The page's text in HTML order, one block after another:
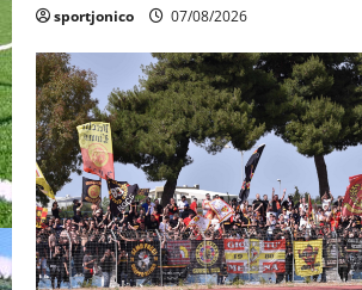
sportjonico 07/08/2026